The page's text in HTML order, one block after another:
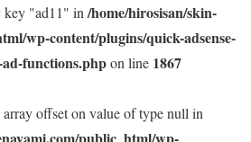
key "ad11" in /home/hirosisan/skin-
wp-content/plugins/quick-adsense-
functions.phpon line 1867
array offset on value of type null in